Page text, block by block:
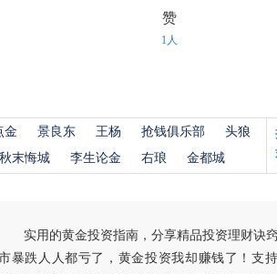
赞
1人
金 景良东 王杨 抢钱俱乐部
头狼
秋末悔城 李生论金 右琅 金都城
实用的黄金投资指南，分享精品投资理财诀
暴跌人人都亏了，黄金投资我却赚钱了！支